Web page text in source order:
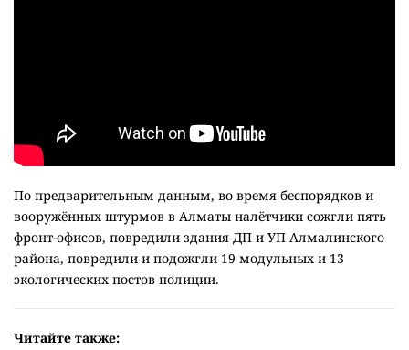
По предварительным данным, во время беспорядков и
вооружённых штурмов в Алматы налётчики сожгли пять
фронт-офисов, повредили здания ДП и УП Алмалинского
района, повредили и подожгли 19 модульных и 13
экологических постов полиции.
Читайте также: